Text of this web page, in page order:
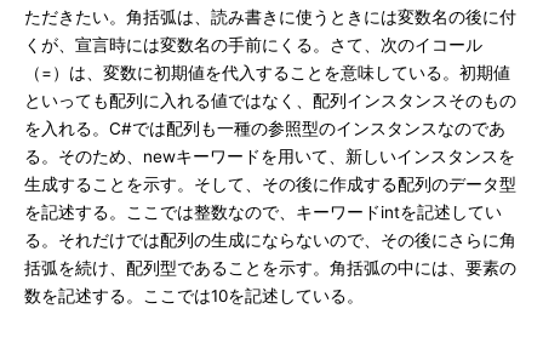
ただきたい。角括弧は、読み書きに使うときには変数名の後に付
くが、宣言時には変数名の手前にくる。さて、次のイコール
（=）は、変数に初期値を代入することを意味している。初期値
といっても配列に入れる値ではなく、配列インスタンスそのもの
を入れる。C#では配列も一種の参照型のインスタンスなのであ
る。そのため、newキーワードを用いて、新しいインスタンスを
生成することを示す。そして、その後に作成する配列のデータ型
を記述する。ここでは整数なので、キーワードintを記述してい
る。それだけでは配列の生成にならないので、その後にさらに角
括弧を続け、配列型であることを示す。角括弧の中には、要素の
数を記述する。ここでは10を記述している。